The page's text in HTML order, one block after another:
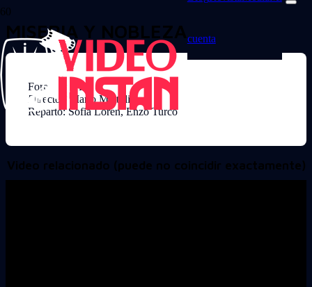
cuenta
MISERIA Y NOBLEZA
Formato: VHS
Director: Mario Mattoli
Reparto: Sofia Loren, Enzo Turco
Video relacionado (puede no coincidir exactamente)